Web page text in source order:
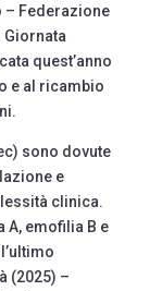
– Federazione
quest’anno
e al ricambio
sono dovute
e
clinica.
emofilia B e
(2025) –